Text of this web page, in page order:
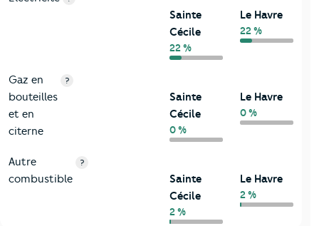
Sainte
Cécile
22 %
Le Havre
22 %
Gaz en
bouteilles
et en
citerne
?
Sainte
Cécile
0 %
Le Havre
0 %
Autre
combustible
?
Sainte
Cécile
2 %
Le Havre
2 %